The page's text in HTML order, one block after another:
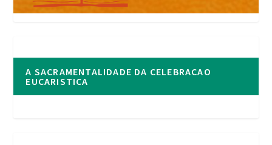
A SACRAMENTALIDADE DA CELEBRACAO
EUCARISTICA